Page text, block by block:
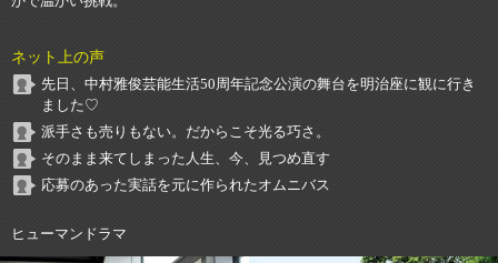
ネット上の声
先日、中村雅俊芸能生活50周年記念公演の舞台を明治座に観に行き
ました♡
派手さも売りもない。だからこそ光る巧さ。
そのまま来てしまった人生、今、見つめ直す
応募のあった実話を元に作られたオムニバス
ヒューマンドラマ